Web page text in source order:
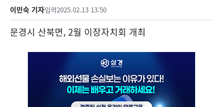
이민숙 기자입력2025.02.13 13:50
문경시 산북면, 2월 이장자치회 개최